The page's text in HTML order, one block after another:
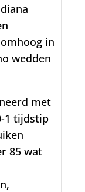
in
wedden
met
1 tijdstip
85 wat